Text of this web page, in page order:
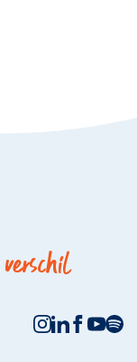
verschil